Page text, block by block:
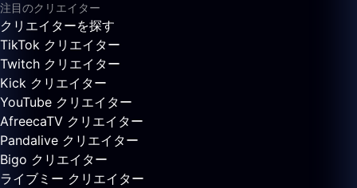
注目のクリエイター
クリエイターを探す
TikTok クリエイター
Twitch クリエイター
Kick クリエイター
YouTube クリエイター
AfreecaTV クリエイター
Pandalive クリエイター
Bigo クリエイター
ライブミー クリエイター